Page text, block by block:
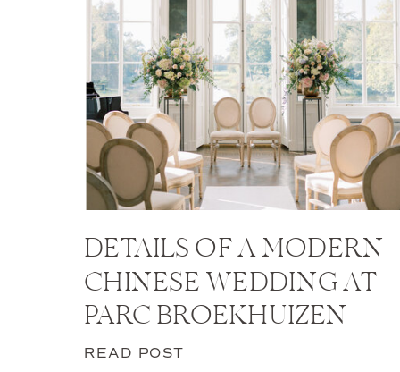
DETAILS OF A MODERN
CHINESE WEDDING AT
PARC BROEKHUIZEN
READ POST